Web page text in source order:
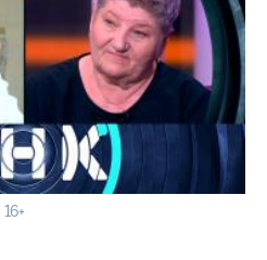
16+